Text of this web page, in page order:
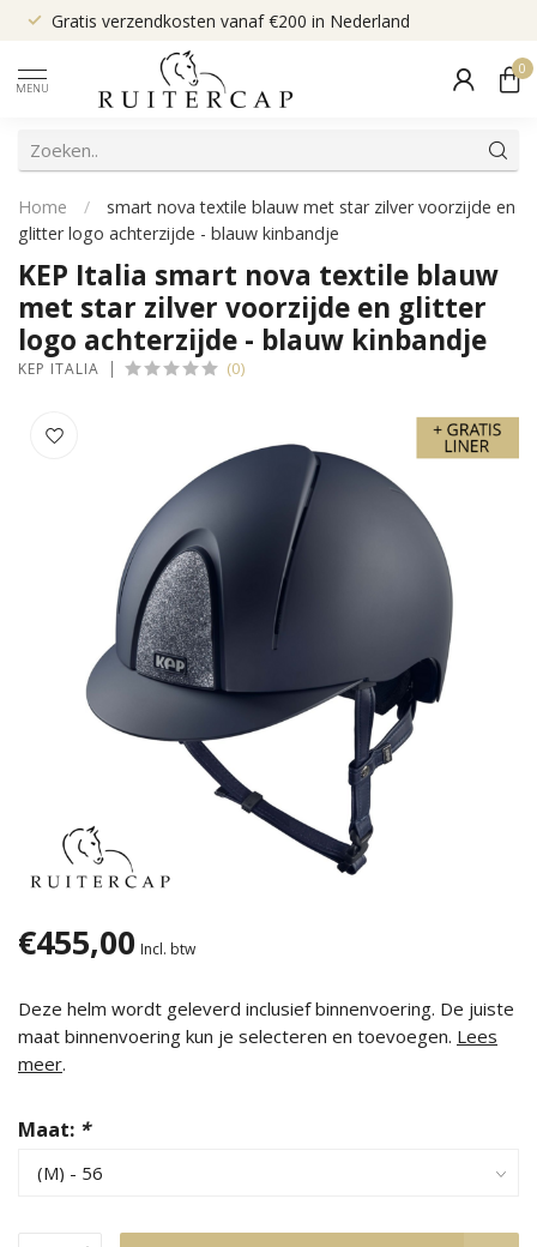
Gratis verzendkosten vanaf €200 in Nederland
MENU
0
Home /
smart nova textile blauw met star zilver voorzijde en
glitter logo achterzijde - blauw kinbandje
KEP Italia smart nova textile blauw
met star zilver voorzijde en glitter
logo achterzijde - blauw kinbandje
KEP ITALIA (0)
€455,00 Incl. btw
Deze helm wordt geleverd inclusief binnenvoering. De juiste
maat binnenvoering kun je selecteren en toevoegen. Lees
meer.
Maat: *